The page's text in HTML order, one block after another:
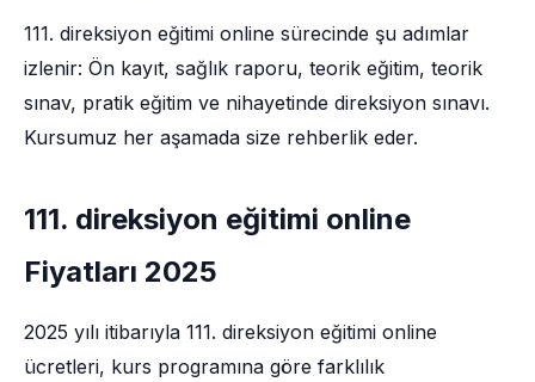
111. direksiyon eğitimi online sürecinde şu adımlar
izlenir: Ön kayıt, sağlık raporu, teorik eğitim, teorik
sınav, pratik eğitim ve nihayetinde direksiyon sınavı.
Kursumuz her aşamada size rehberlik eder.
111. direksiyon eğitimi online
Fiyatları 2025
2025 yılı itibarıyla 111. direksiyon eğitimi online
ücretleri, kurs programına göre farklılık